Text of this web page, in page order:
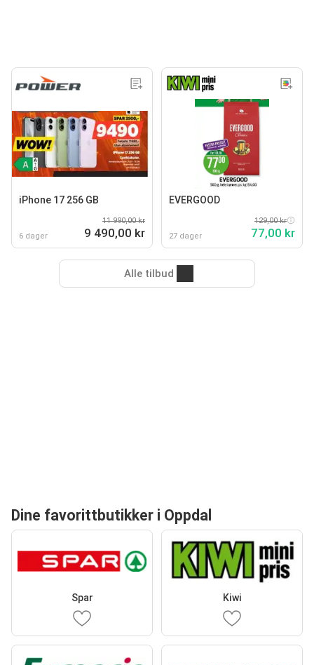
iPhone 17 256 GB
6 dager
11 990,00 kr
9 490,00 kr
EVERGOOD
27 dager
129,00 kr
77,00 kr
Alle tilbud
Dine favorittbutikker i Oppdal
Spar Kiwi